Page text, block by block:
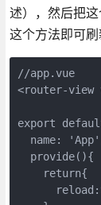
述），然后把
这个方法即可刷
//app.vue
<router-view
export
name:
  provide(){
    return{